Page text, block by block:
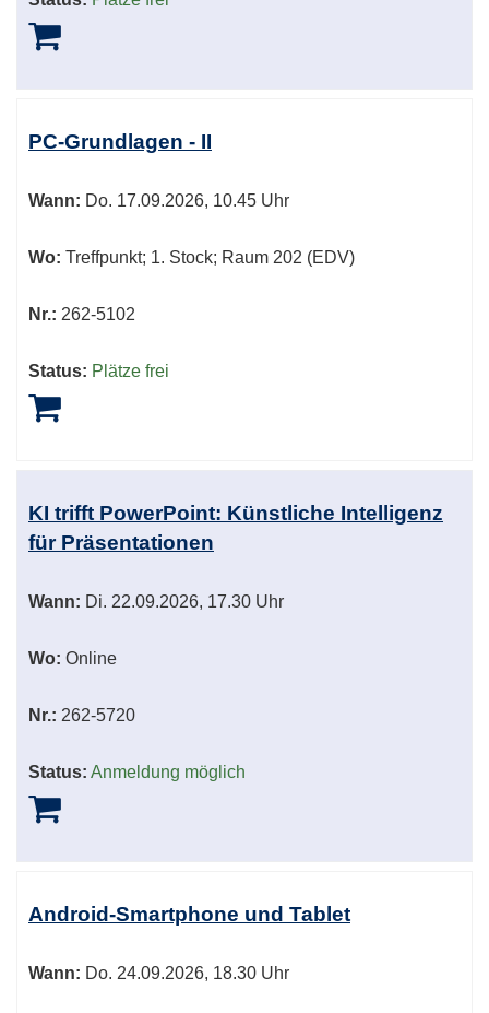
PC-Grundlagen - II
Wann: Do. 17.09.2026, 10.45 Uhr
Wo: Treffpunkt; 1. Stock; Raum 202 (EDV)
Nr.: 262-5102
Status: Plätze frei
KI trifft PowerPoint: Künstliche Intelligenz
für Präsentationen
Wann: Di. 22.09.2026, 17.30 Uhr
Wo: Online
Nr.: 262-5720
Status: Anmeldung möglich
Android-Smartphone und Tablet
Wann: Do. 24.09.2026, 18.30 Uhr